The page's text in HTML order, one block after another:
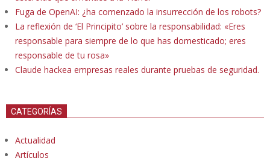
Fuga de OpenAI: ¿ha comenzado la insurrección de los robots?
La reflexión de ‘El Principito’ sobre la responsabilidad: «Eres
responsable para siempre de lo que has domesticado; eres
responsable de tu rosa»
Claude hackea empresas reales durante pruebas de seguridad.
CATEGORÍAS
Actualidad
Artículos